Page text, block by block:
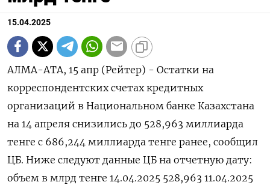
15.04.2025
АЛМА-АТА, 15 апр (Рейтер) - Остатки на
корреспондентских счетах кредитных
организаций в Национальном банке Казахстана
на 14 апреля снизились до 528,963 миллиарда
тенге с 686,244 миллиарда тенге ранее, сообщил
ЦБ. Ниже следуют данные ЦБ на отчетную дату:
объем в млрд тенге 14.04.2025 528,963 11.04.2025